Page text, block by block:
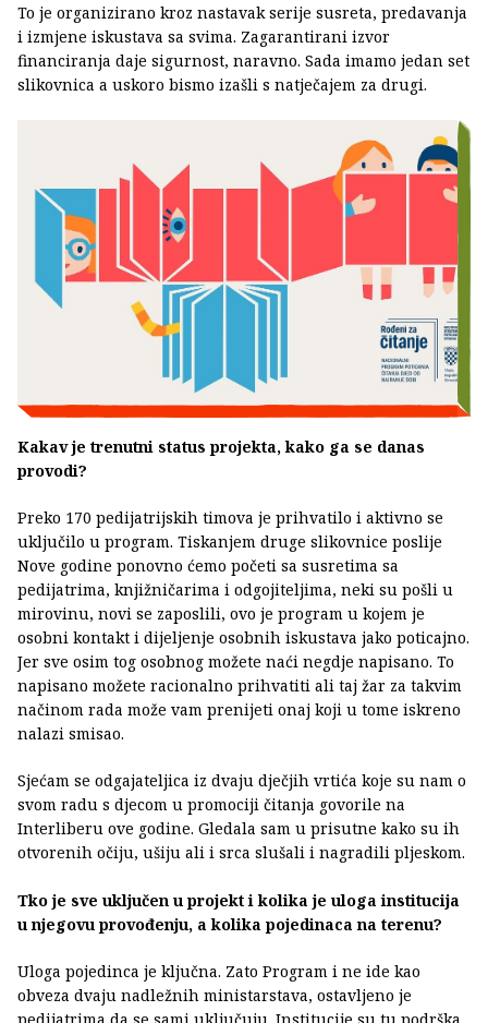
To je organizirano kroz nastavak serije susreta, predavanja
i izmjene iskustava sa svima. Zagarantirani izvor
financiranja daje sigurnost, naravno. Sada imamo jedan set
slikovnica a uskoro bismo izašli s natječajem za drugi.
Kakav je trenutni status projekta, kako ga se danas
provodi?
Preko 170 pedijatrijskih timova je prihvatilo i aktivno se
uključilo u program. Tiskanjem druge slikovnice poslije
Nove godine ponovno ćemo početi sa susretima sa
pedijatrima, knjižničarima i odgojiteljima, neki su pošli u
mirovinu, novi se zaposlili, ovo je program u kojem je
osobni kontakt i dijeljenje osobnih iskustava jako poticajno.
Jer sve osim tog osobnog možete naći negdje napisano. To
napisano možete racionalno prihvatiti ali taj žar za takvim
načinom rada može vam prenijeti onaj koji u tome iskreno
nalazi smisao.
Sjećam se odgajateljica iz dvaju dječjih vrtića koje su nam o
svom radu s djecom u promociji čitanja govorile na
Interliberu ove godine. Gledala sam u prisutne kako su ih
otvorenih očiju, ušiju ali i srca slušali i nagradili pljeskom.
Tko je sve uključen u projekt i kolika je uloga institucija
u njegovu provođenju, a kolika pojedinaca na terenu?
Uloga pojedinca je ključna. Zato Program i ne ide kao
obveza dvaju nadležnih ministarstava, ostavljeno je